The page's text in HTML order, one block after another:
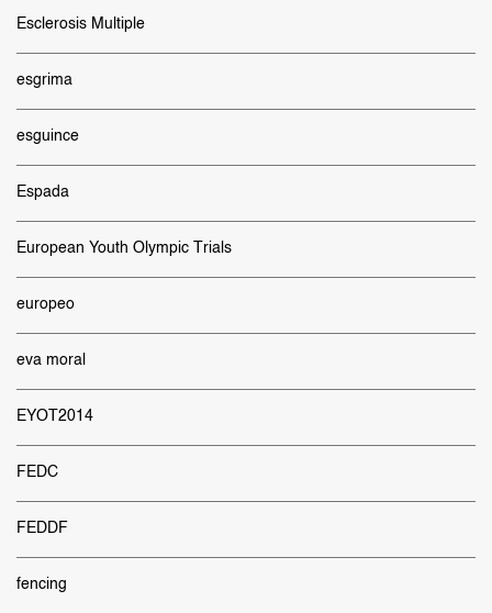
Esclerosis Multiple
esgrima
esguince
Espada
European Youth Olympic Trials
europeo
eva moral
EYOT2014
FEDC
FEDDF
fencing